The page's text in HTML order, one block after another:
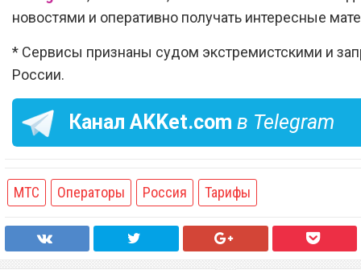
новостями и оперативно получать интересные
* Сервисы признаны судом экстремистскими и
России.
Канал AKKet.com в Telegram
МТС Операторы Россия Тарифы